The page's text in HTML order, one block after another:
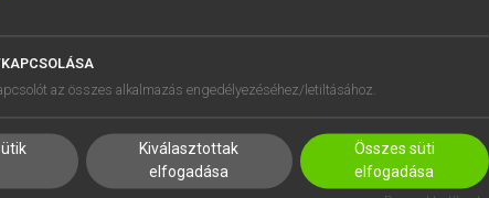
SÚGÓ
RÓLUNK
SÜTI BEÁLLÍTÁSOK
az összes alkalmazás engedélyezéséhez/letiltásához.
Kiválasztottak
elfogadása
Összes süti
elfogadása